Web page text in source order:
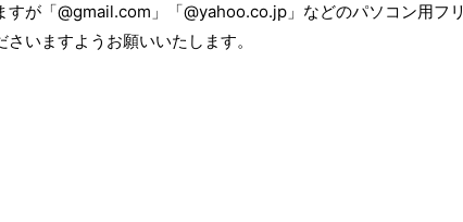
すが「@gmail.com」「@yahoo.co.jp」などのパソコン用フ
さいますようお願いいたします。